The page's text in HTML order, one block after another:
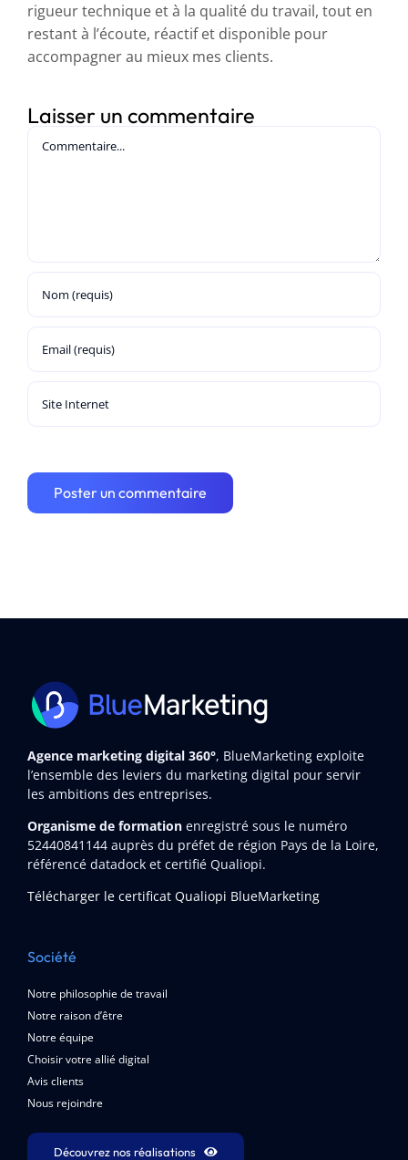
rigueur technique et à la qualité du travail, tout en
restant à l’écoute, réactif et disponible pour
accompagner au mieux mes clients.
Laisser un commentaire
Agence marketing digital 360°, BlueMarketing exploite
l’ensemble des leviers du marketing digital pour servir
les ambitions des entreprises.
Organisme de formation enregistré sous le numéro
52440841144auprès du préfet de région Pays de la Loire,
référencé datadock et certifié Qualiopi.
Télécharger le certificat Qualiopi BlueMarketing
Société
Notre philosophie de travail
Notre raison d’être
Notre équipe
Choisir votre allié digital
Avis clients
Nous rejoindre
Découvrez nos réalisations